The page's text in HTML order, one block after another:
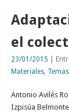
el
23/01/2015 |
Materiales,
Antonio Avilés
Izpisúa